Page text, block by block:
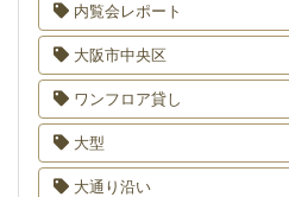
内覧会レポート
大阪市中央区
ワンフロア貸し
大型
大通り沿い